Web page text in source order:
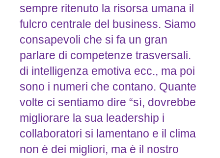
sempre ritenuto la risorsa umana il
fulcro centrale del business. Siamo
consapevoli che si fa un gran
parlare di competenze trasversali.
di intelligenza emotiva ecc., ma poi
sono i numeri che contano. Quante
volte ci sentiamo dire “sì, dovrebbe
migliorare la sua leadership i
collaboratori si lamentano e il clima
non è dei migliori, ma è il nostro